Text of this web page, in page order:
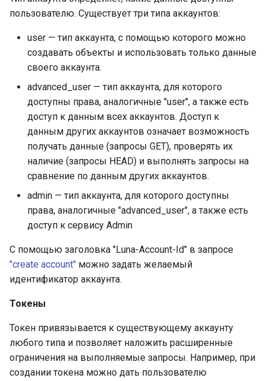
пользователю. Существует три типа аккаунтов:
user — тип аккаунта, с помощью которого можно
создавать объекты и использовать только данные
своего аккаунта.
advanced_user — тип аккаунта, для которого
доступны права, аналогичные "user", а также есть
доступ к данным всех аккаунтов. Доступ к
данным других аккаунтов означает возможность
получать данные (запросы GET), проверять их
наличие (запросы HEAD) и выполнять запросы на
сравнение по данным других аккаунтов.
admin — тип аккаунта, для которого доступны
права, аналогичные "advanced_user", а также есть
доступ к сервису Admin
С помощью заголовка "Luna-Account-Id" в запросе
"create account" можно задать желаемый
идентификатор аккаунта.
Токены
Токен привязывается к существующему аккаунту
любого типа и позволяет наложить расширенные
ограничения на выполняемые запросы. Например, при
создании токена можно дать пользователю